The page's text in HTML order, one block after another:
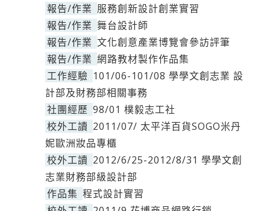
報告/作業 服務創新設計創業實習
報告/作業 舞台設計師
報告/作業 文化創意產業博覽會參訪評筆
報告/作業 網路教材製作作品集
工作經驗 101/06-101/08 學學文創志業 設
計部及財務部相關事務
社團經歷 98/01 樸毅志工社
校外工讀 2011/07/ 太平洋百貨SOGO米丹
妮歐洲妝品專櫃
校外工讀 2012/6/25-2012/8/31 學學文創
志業財務部級設計部
作品集 程式設計實習